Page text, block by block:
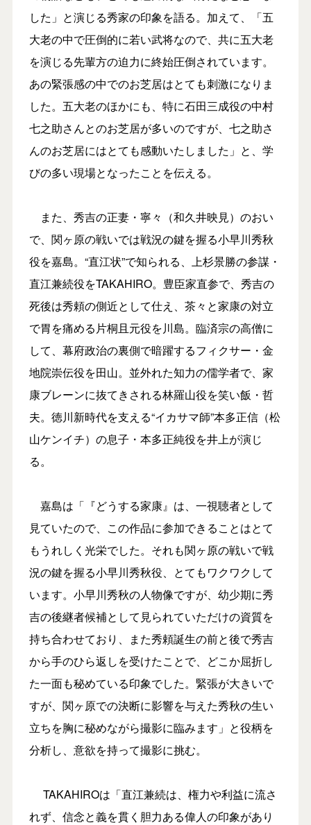
した」と演じる秀家の印象を語る。加えて、「五
大老の中で圧倒的に若い武将なので、共に五大老
を演じる先輩方の迫力に終始圧倒されています。
あの緊張感の中でのお芝居はとても刺激になりま
した。五大老のほかにも、特に石田三成役の中村
七之助さんとのお芝居が多いのですが、七之助さ
んのお芝居にはとても感動いたしました」と、学
びの多い現場となったことを伝える。
また、秀吉の正妻・寧々（和久井映見）のおい
で、関ヶ原の戦いでは戦況の鍵を握る小早川秀秋
役を嘉島。“直江状”で知られる、上杉景勝の参謀・
直江兼続役をTAKAHIRO。豊臣家直参で、秀吉の
死後は秀頼の側近として仕え、茶々と家康の対立
で胃を痛める片桐且元役を川島。臨済宗の高僧に
して、幕府政治の裏側で暗躍するフィクサー・金
地院崇伝役を田山。並外れた知力の儒学者で、家
康ブレーンに抜てきされる林羅山役を笑い飯・哲
夫。徳川新時代を支える“イカサマ師”本多正信（松
山ケンイチ）の息子・本多正純役を井上が演じ
る。
嘉島は「『どうする家康』は、一視聴者として
見ていたので、この作品に参加できることはとて
もうれしく光栄でした。それも関ヶ原の戦いで戦
況の鍵を握る小早川秀秋役、とてもワクワクして
います。小早川秀秋の人物像ですが、幼少期に秀
吉の後継者候補として見られていただけの資質を
持ち合わせており、また秀頼誕生の前と後で秀吉
から手のひら返しを受けたことで、どこか屈折し
た一面も秘めている印象でした。緊張が大きいで
すが、関ヶ原での決断に影響を与えた秀秋の生い
立ちを胸に秘めながら撮影に臨みます」と役柄を
分析し、意欲を持って撮影に挑む。
TAKAHIROは「直江兼続は、権力や利益に流さ
れず、信念と義を貫く胆力ある偉人の印象があり